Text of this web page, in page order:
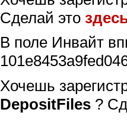
Сделай это
В поле Инвайт
Хочешь
DepositFiles ?